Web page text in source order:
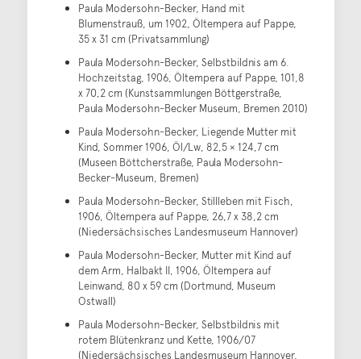
Paula Modersohn-Becker, Hand mit
Blumenstrauß, um 1902, Öltempera auf Pappe,
35 x 31 cm (Privatsammlung)
Paula Modersohn-Becker, Selbstbildnis am 6.
Hochzeitstag, 1906, Öltempera auf Pappe, 101,8
x 70,2 cm (Kunstsammlungen Böttgerstraße,
Paula Modersohn-Becker Museum, Bremen 2010)
Paula Modersohn-Becker, Liegende Mutter mit
Kind, Sommer 1906, Öl/Lw, 82,5 × 124,7 cm
(Museen Böttcherstraße, Paula Modersohn-
Becker-Museum, Bremen)
Paula Modersohn-Becker, Stillleben mit Fisch,
1906, Öltempera auf Pappe, 26,7 x 38,2 cm
(Niedersächsisches Landesmuseum Hannover)
Paula Modersohn-Becker, Mutter mit Kind auf
dem Arm, Halbakt II, 1906, Öltempera auf
Leinwand, 80 x 59 cm (Dortmund, Museum
Ostwall)
Paula Modersohn-Becker, Selbstbildnis mit
rotem Blütenkranz und Kette, 1906/07
(Niedersächsisches Landesmuseum Hannover,